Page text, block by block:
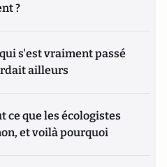
?
s'est vraiment passé
ailleurs
ce que les écologistes
et voilà pourquoi